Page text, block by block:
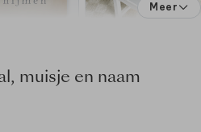
Meer
muisje en naam